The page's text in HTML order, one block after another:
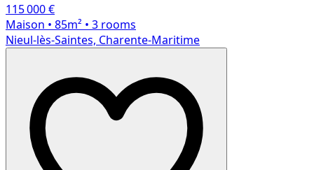
115 000 €
Maison • 85m² • 3 rooms
Nieul-lès-Saintes, Charente-Maritime